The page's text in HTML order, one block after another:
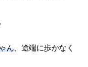
ん 、途端に歩かなく